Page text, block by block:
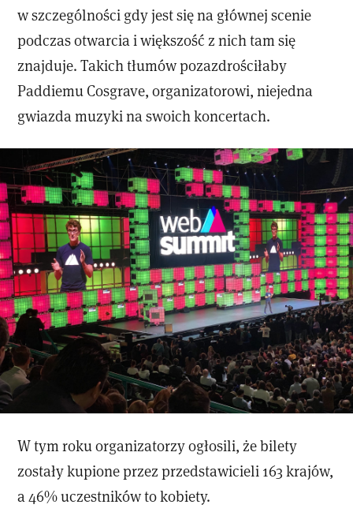
w szczególności gdy jest się na głównej scenie
podczas otwarcia i większość z nich tam się
znajduje. Takich tłumów pozazdrościłaby
Paddiemu Cosgrave, organizatorowi, niejedna
gwiazda muzyki na swoich koncertach.
W tym roku organizatorzy ogłosili, że bilety
zostały kupione przez przedstawicieli 163 krajów,
a 46% uczestników to kobiety.